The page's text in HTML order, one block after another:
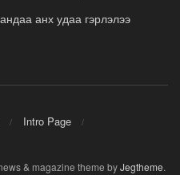
анх удаа гэрлэлээ
Intro Page
& magazine theme byJegtheme.